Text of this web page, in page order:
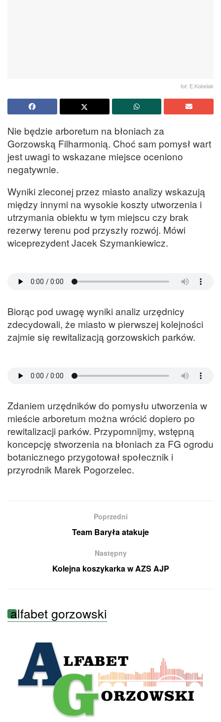
fot: E.Kobelak
Nie będzie arboretum na błoniach za
Gorzowską Filharmonią. Choć sam pomysł wart
jest uwagi to wskazane miejsce oceniono
negatywnie.
Wyniki zleconej przez miasto analizy wskazują
między innymi na wysokie koszty utworzenia i
utrzymania obiektu w tym miejscu czy brak
rezerwy terenu pod przyszły rozwój. Mówi
wiceprezydent Jacek Szymankiewicz.
Biorąc pod uwagę wyniki analiz urzędnicy
zdecydowali, że miasto w pierwszej kolejności
zajmie się rewitalizacją gorzowskich parków.
Zdaniem urzędników do pomysłu utworzenia w
mieście arboretum można wrócić dopiero po
rewitalizacji parków. Przypomnijmy, wstępną
koncepcję stworzenia na błoniach za FG ogrodu
botanicznego przygotował społecznik i
przyrodnik Marek Pogorzelec.
Poprzedni
Team Baryła atakuje
Następny
Kolejna koszykarka w AZS AJP
alfabet gorzowski